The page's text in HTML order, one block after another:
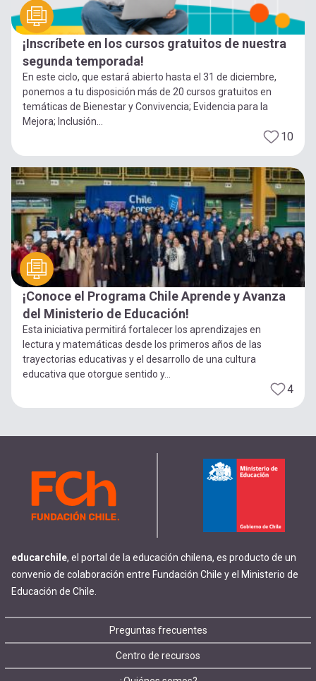
¡Inscríbete en los cursos gratuitos de nuestra
segunda temporada!
En este ciclo, que estará abierto hasta el 31 de diciembre,
ponemos a tu disposición más de 20 cursos gratuitos en
temáticas de Bienestar y Convivencia; Evidencia para la
Mejora; Inclusión...
10
¡Conoce el Programa Chile Aprende y Avanza
del Ministerio de Educación!
Esta iniciativa permitirá fortalecer los aprendizajes en
lectura y matemáticas desde los primeros años de las
trayectorias educativas y el desarrollo de una cultura
educativa que otorgue sentido y...
4
educarchile, el portal de la educación chilena, es producto de un
convenio de colaboración entre Fundación Chile y el Ministerio de
Educación de Chile.
Footer
Preguntas frecuentes
Centro de recursos